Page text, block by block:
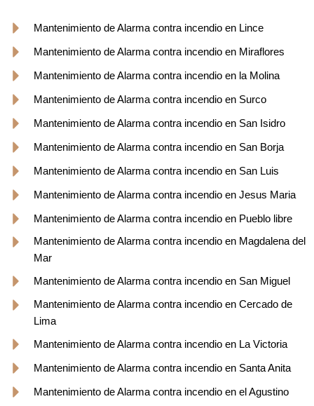
Mantenimiento de Alarma contra incendio en Lince
Mantenimiento de Alarma contra incendio en Miraflores
Mantenimiento de Alarma contra incendio en la Molina
Mantenimiento de Alarma contra incendio en Surco
Mantenimiento de Alarma contra incendio en San Isidro
Mantenimiento de Alarma contra incendio en San Borja
Mantenimiento de Alarma contra incendio en San Luis
Mantenimiento de Alarma contra incendio en Jesus Maria
Mantenimiento de Alarma contra incendio en Pueblo libre
Mantenimiento de Alarma contra incendio en Magdalena del
Mar
Mantenimiento de Alarma contra incendio en San Miguel
Mantenimiento de Alarma contra incendio en Cercado de
Lima
Mantenimiento de Alarma contra incendio en La Victoria
Mantenimiento de Alarma contra incendio en Santa Anita
Mantenimiento de Alarma contra incendio en el Agustino